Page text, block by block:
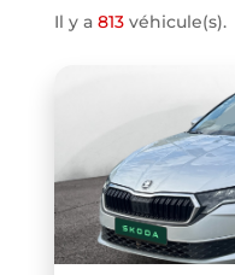
COMPASS
COOPER F67 (1)
COUPE R58 (1)
CRAFTER VAN (1)
DB11 COUPE (1)
Il y a 813véhicule(s).